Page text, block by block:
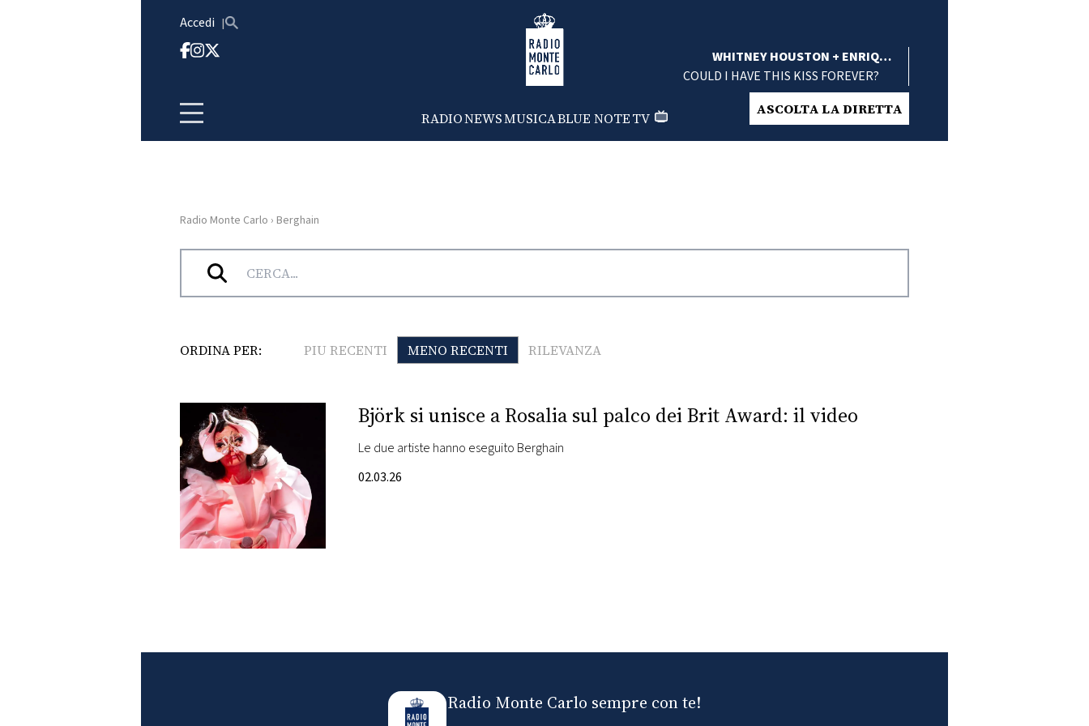
Accedi Radio Monte Carlo
RADIONEWSMUSICABLUE NOTETV
WHITNEY HOUSTON + ENRIQUE
IGLESIAS
COULD I HAVE THIS KISS FOREVER?
ASCOLTA LA DIRETTA
HOME
RADIO
NEWS
FOTO
CONCORSI
Radio Monte Carlo › Berghain
Tag:Berghain
ORDINA PER: PIU RECENTI MENO RECENTI RILEVANZA
Björk si unisce a Rosalia sul palco dei Brit Award: il video
Le due artiste hanno eseguito Berghain
02.03.26
Radio Monte Carlo sempre con te!